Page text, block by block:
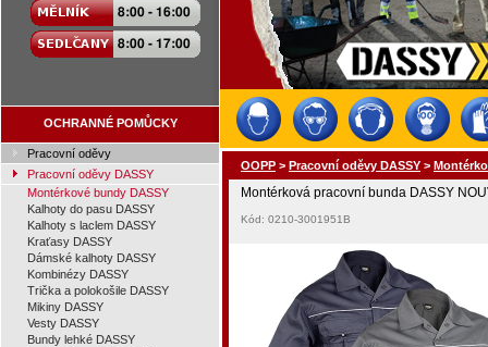
OCHRANNÉ POMŮCKY
Pracovní oděvy
Pracovní oděvy DASSY
Montérkové bundy DASSY
Kalhoty do pasu DASSY
Kalhoty s laclem DASSY
Kraťasy DASSY
Dámské kalhoty DASSY
Kombinézy DASSY
Trička a polokošile DASSY
Mikiny DASSY
Vesty DASSY
Bundy lehké DASSY
OOPP > Pracovní oděvy DASSY >
Montérková pracovní bunda DASSY
Kód: 0210-3001951B